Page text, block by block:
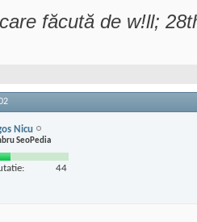
făcută de w!ll;
Nicu
SeoPedia
44